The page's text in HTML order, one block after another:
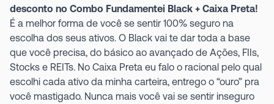
desconto no Combo Fundamentei Black + Caixa Preta!
É a melhor forma de você se sentir 100% seguro na
escolha dos seus ativos. O Black vai te dar toda a base
que você precisa, do básico ao avançado de Ações, FIIs,
Stocks e REITs. No Caixa Preta eu falo o racional pelo qual
escolhi cada ativo da minha carteira, entrego o “ouro” pra
você mastigado. Nunca mais você vai se sentir inseguro